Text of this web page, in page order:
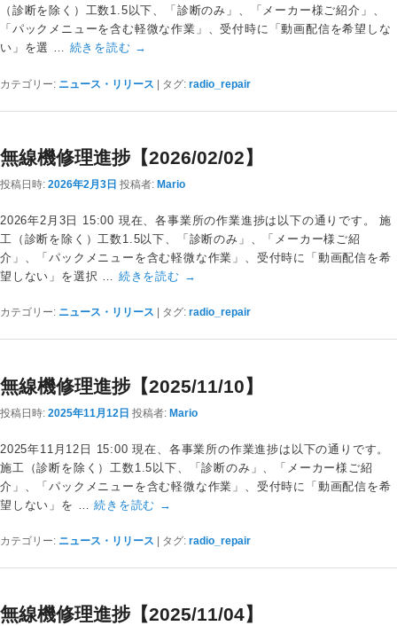
（診断を除く）工数1.5以下、「診断のみ」、「メーカー様ご紹介」、
「パックメニューを含む軽微な作業」、受付時に「動画配信を希望しな
い」を選 … 続きを読む →
カテゴリー: ニュース・リリース | タグ: radio_repair
無線機修理進捗【2026/02/02】
投稿日時: 2026年2月3日 投稿者: Mario
2026年2月3日 15:00 現在、各事業所の作業進捗は以下の通りです。 施
工（診断を除く）工数1.5以下、「診断のみ」、「メーカー様ご紹
介」、「パックメニューを含む軽微な作業」、受付時に「動画配信を希
望しない」を選択 … 続きを読む →
カテゴリー: ニュース・リリース タグ: radio_repair
無線機修理進捗【2025/11/10】
投稿日時: 2025年11月12日 投稿者: Mario
2025年11月12日 15:00 現在、各事業所の作業進捗は以下の通りです。
施工（診断を除く）工数1.5以下、「診断のみ」、「メーカー様ご紹
介」、「パックメニューを含む軽微な作業」、受付時に「動画配信を希
望しない」を …続きを読む →
カテゴリー: ニュース・リリース タグ: radio_repair
無線機修理進捗【2025/11/04】